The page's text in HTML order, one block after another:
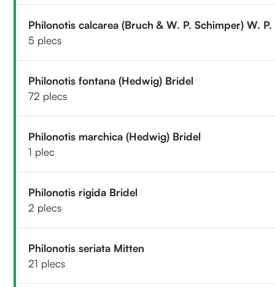
Philonotis calcarea (Bruch & W. P. Schimper) W.
5 plecs
Philonotis fontana (Hedwig) Bridel
72 plecs
Philonotis marchica (Hedwig) Bridel
1 plec
Philonotis rigida Bridel
2 plecs
Philonotis seriata Mitten
21 plecs